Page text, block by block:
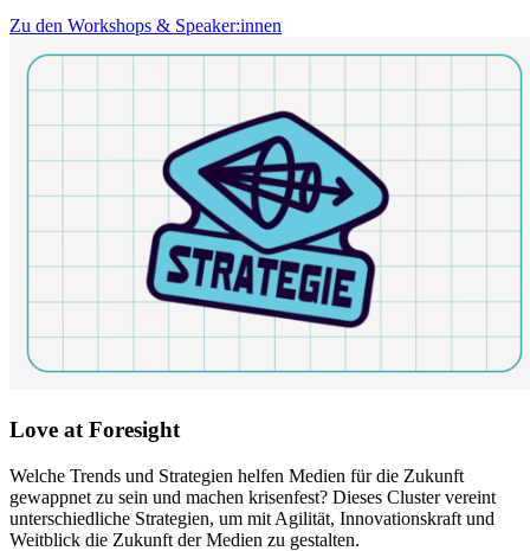
Zu den Workshops & Speaker:innen
Love at Foresight
Welche Trends und Strategien helfen Medien für die Zukunft
gewappnet zu sein und machen krisenfest? Dieses Cluster vereint
unterschiedliche Strategien, um mit Agilität, Innovationskraft und
Weitblick die Zukunft der Medien zu gestalten.